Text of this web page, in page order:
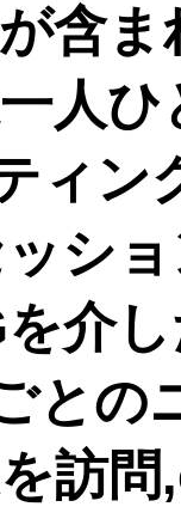
含
人
ィン
シ
介
との
訪